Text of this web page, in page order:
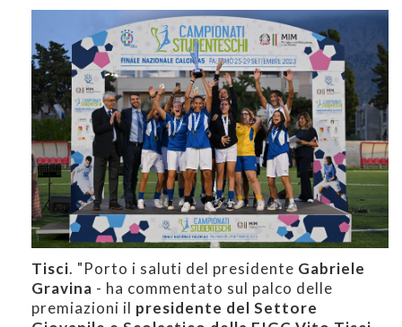
Tisci. "Porto i saluti del presidente Gabriele
Gravina - ha commentato sul palco delle
premiazioni il presidente del Settore